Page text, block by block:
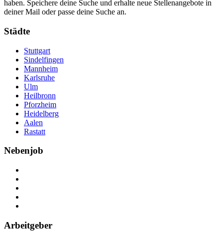
haben. Speichere deine Suche und erhalte neue Stellenangebote in
deiner Mail oder passe deine Suche an.
Städte
Stuttgart
Sindelfingen
Mannheim
Karlsruhe
Ulm
Heilbronn
Pforzheim
Heidelberg
Aalen
Rastatt
Nebenjob
Arbeitgeber